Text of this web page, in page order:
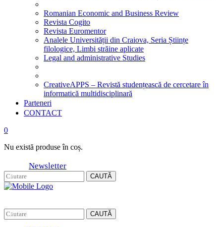
Romanian Economic and Business Review
Revista Cogito
Revista Euromentor
Analele Universității din Craiova, Seria Științe
filologice, Limbi străine aplicate
Legal and administrative Studies
CreativeAPPS – Revistă studențească de cercetare în
informatică multidisciplinară
Parteneri
CONTACT
0
Nu există produse în coș.
Newsletter
CAUTĂ
CAUTĂ